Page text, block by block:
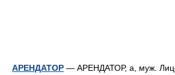
АРЕНДАТОР — АРЕНДАТОР, а, муж.